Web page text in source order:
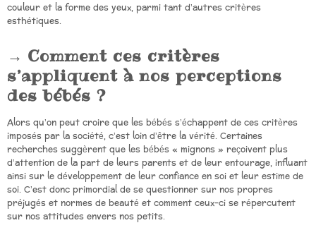
couleur et la forme des yeux, parmi tant d’autres critères
esthétiques.
Comment ces critères
s’appliquent à nos perceptions
des bébés ?
Alors qu’on peut croire que les bébés s’échappent de ces critères
imposés par la société, c’est loin d’être la vérité. Certaines
recherches suggèrent que les bébés « mignons » reçoivent plus
d’attention de la part de leurs parents et de leur entourage, influant
ainsi sur le développement de leur confiance en soi et leur estime de
soi. C’est donc primordial de se questionner sur nos propres
préjugés et normes de beauté et comment ceux-ci se répercutent
sur nos attitudes envers nos petits.